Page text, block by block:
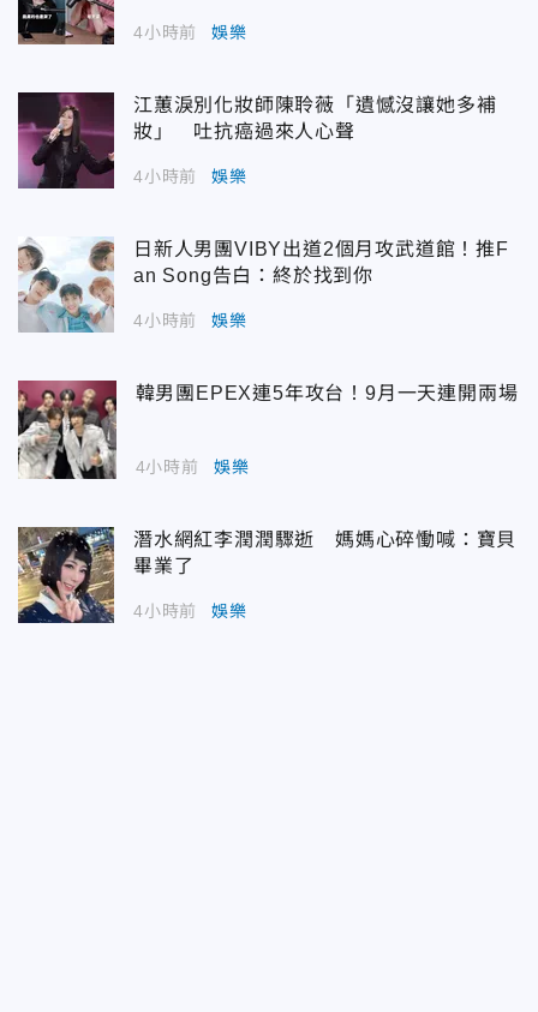
4小時前 娛樂
江蕙淚別化妝師陳聆薇「遺憾沒讓她多補
妝」 吐抗癌過來人心聲
4小時前 娛樂
日新人男團VIBY出道2個月攻武道館！推F
an Song告白：終於找到你
4小時前 娛樂
韓男團EPEX連5年攻台！9月一天連開兩場
4小時前 娛樂
潛水網紅李潤潤驟逝 媽媽心碎慟喊：寶貝
畢業了
4小時前 娛樂